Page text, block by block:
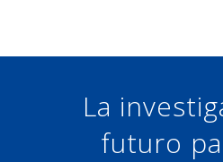
La
futuro